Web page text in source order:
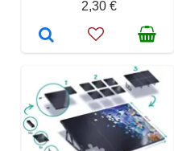
2,30 €